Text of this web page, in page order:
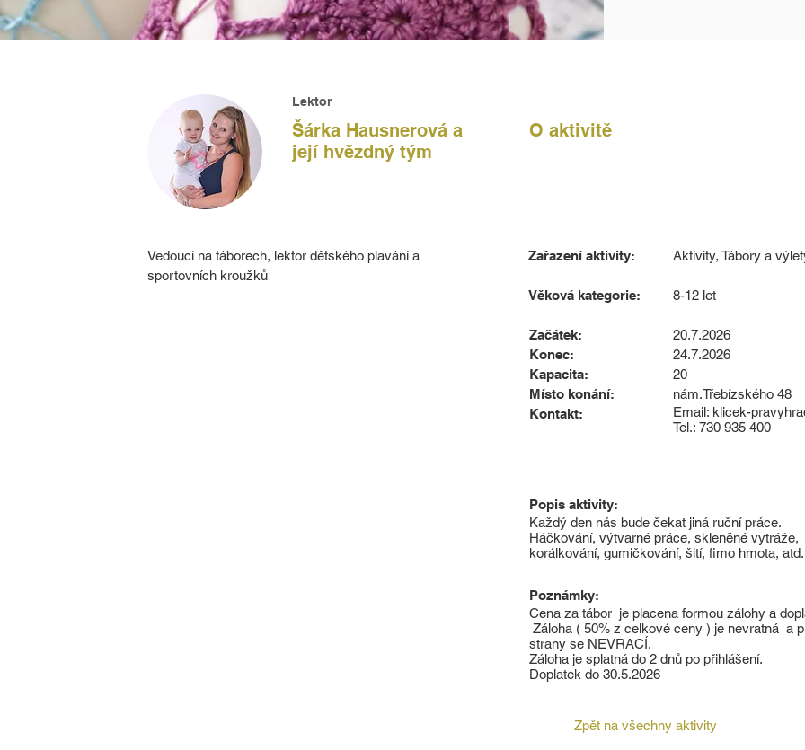
Lektor
Šárka Hausnerová a
její hvězdný tým
Vedoucí na táborech, lektor dětského plavání a
sportovních kroužků
O aktivitě
Zařazení aktivity: Aktivity, Tábory a
Věková kategorie: 8-12 let
Začátek:
Konec:
Kapacita:
Místo konání:
Kontakt:
20.7.2026
24.7.2026
20
nám.Třebízského 48
Email: klicek-
Tel.: 730 935 400
Popis aktivity:
Každý den nás bude čekat jiná ruční práce.
Háčkování, výtvarné práce, skleněné
korálkování, gumičkování, šití, fimo hmota,
Poznámky:
Cena za tábor je placena formou zálohy a
Záloha ( 50% z celkové ceny ) je nevratná a
strany se NEVRACÍ.
Záloha je splatná do 2 dnů po přihlášení.
Doplatek do 30.5.2026
Zpět na všechny aktivity